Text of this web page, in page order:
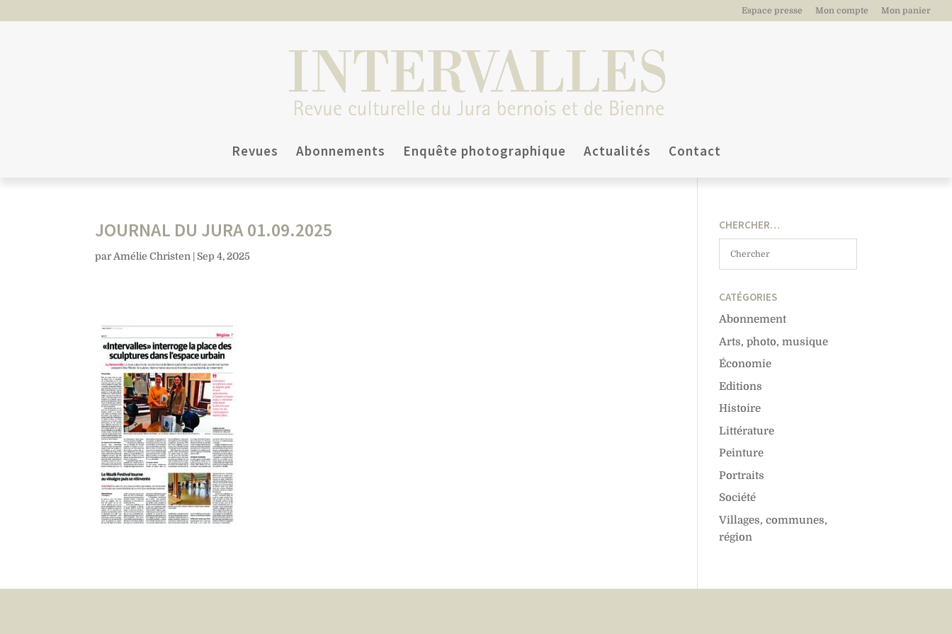
Espace presse Mon compte Mon panier
Revues Abonnements Enquête photographique Actualités Contact
JOURNAL DU JURA 01.09.2025
parAmélie Christen | Sep 4, 2025
CHERCHER…
CATÉGORIES
Abonnement
Arts, photo, musique
Économie
Editions
Histoire
Littérature
Peinture
Portraits
Société
Villages, communes,
région